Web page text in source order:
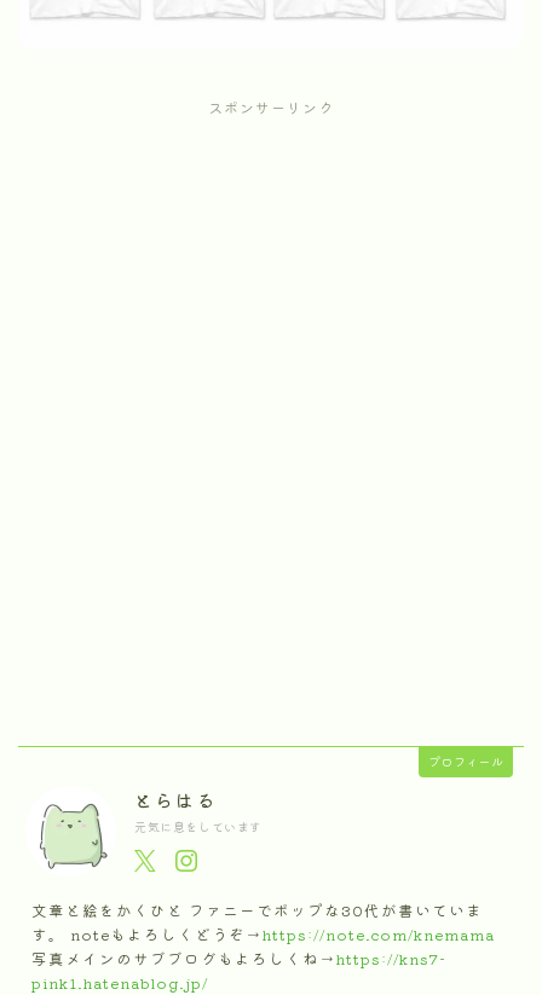
スポンサーリンク
プロフィール
とらはる
元気に息をしています
文章と絵をかくひと ファニーでポップな30代が書いていま
す。 noteもよろしくどうぞ→https://note.com/knemama
写真メインのサブブログもよろしくね→https://kns7-
pink1.hatenablog.jp/